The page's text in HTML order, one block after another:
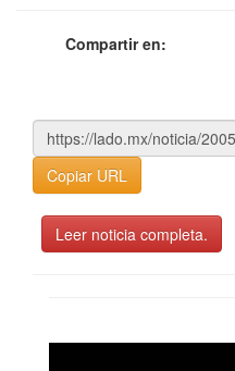
Compartir en:
Copiar URL
Leer noticia completa.